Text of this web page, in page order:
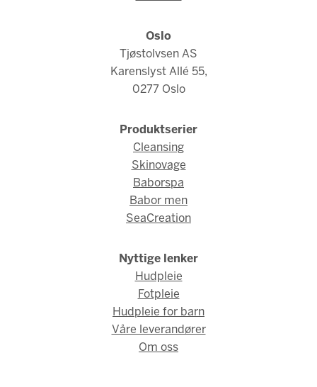
Oslo
Tjøstolvsen AS
Karenslyst Allé 55,
0277 Oslo
Produktserier
Cleansing
Skinovage
Baborspa
Babor men
SeaCreation
Nyttige lenker
Hudpleie
Fotpleie
Hudpleie for barn
Våre leverandører
Om oss